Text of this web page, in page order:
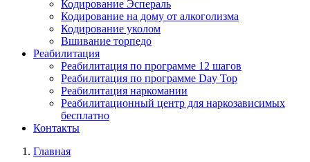
Кодирование Эспераль
Кодирование на дому от алкоголизма
Кодирование уколом
Вшивание торпедо
Реабилитация
Реабилитация по программе 12 шагов
Реабилитация по программе Day Top
Реабилитация наркомании
Реабилитационный центр для наркозависимых
бесплатно
Контакты
Главная